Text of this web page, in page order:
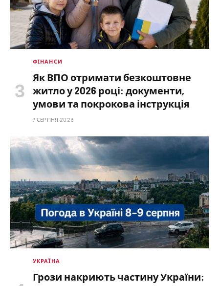
ФІНАНСИ
Як ВПО отримати безкоштовне
житло у 2026 році: документи,
умови та покрокова інструкція
7 СЕРПНЯ 2026
УКРАЇНА
Грози накриють частину України: